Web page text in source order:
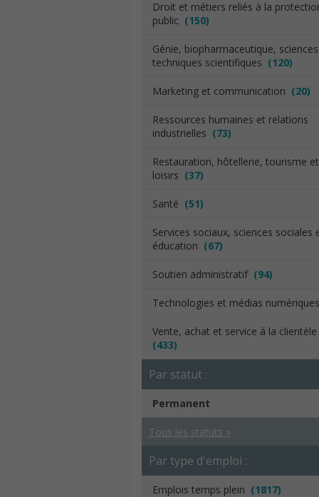
Droit et métiers reliés à la
public (150)
Génie, biopharmaceutique,
techniques scientifiques (120)
Marketing et communication (20)
Ressources humaines et relations
industrielles (73)
Restauration, hôtellerie, tourisme et
loisirs (37)
Santé (51)
Services sociaux, sciences sociales
éducation (67)
Soutien administratif (94)
Technologies et médias
Vente, achat et service à la clientèle
(433)
Par statut :
Permanent
Tous les statuts »
Par type d'emploi :
Emplois temps plein (1817)